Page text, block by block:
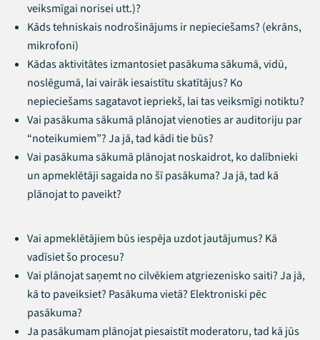
veiksmīgai norisei utt.)?
Kāds tehniskais nodrošinājums ir nepieciešams? (ekrāns,
mikrofoni)
Kādas aktivitātes izmantosiet pasākuma sākumā, vidū,
noslēgumā, lai vairāk iesaistītu skatītājus? Ko
nepieciešams sagatavot iepriekš, lai tas veiksmīgi notiktu?
Vai pasākuma sākumā plānojat vienoties ar auditoriju par
“noteikumiem”? Ja jā, tad kādi tie būs?
Vai pasākuma sākumā plānojat noskaidrot, ko dalībnieki
un apmeklētāji sagaida no šī pasākuma? Ja jā, tad kā
plānojat to paveikt?
Vai apmeklētājiem būs iespēja uzdot jautājumus? Kā
vadīsiet šo procesu?
Vai plānojat saņemt no cilvēkiem atgriezenisko saiti? Ja jā,
kā to paveiksiet? Pasākuma vietā? Elektroniski pēc
pasākuma?
Ja pasākumam plānojat piesaistīt moderatoru, tad kā jūs